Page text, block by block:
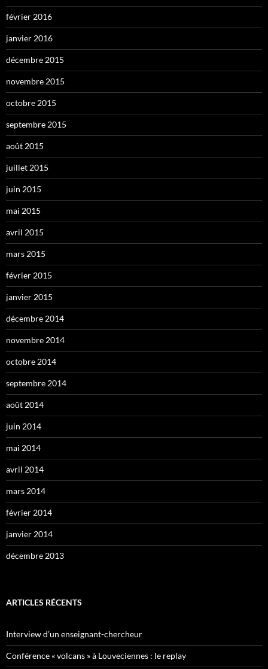
février 2016
janvier 2016
décembre 2015
novembre 2015
octobre 2015
septembre 2015
août 2015
juillet 2015
juin 2015
mai 2015
avril 2015
mars 2015
février 2015
janvier 2015
décembre 2014
novembre 2014
octobre 2014
septembre 2014
août 2014
juin 2014
mai 2014
avril 2014
mars 2014
février 2014
janvier 2014
décembre 2013
ARTICLES RÉCENTS
Interview d’un enseignant-chercheur
Conférence « volcans » à Louveciennes : le replay